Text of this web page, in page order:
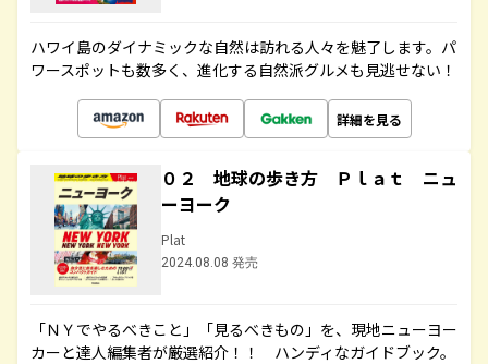
ハワイ島のダイナミックな自然は訪れる人々を魅了します。パ
ワースポットも数多く、進化する自然派グルメも見逃せない！
詳細を見る
０２ 地球の歩き方 Ｐｌａｔ ニュ
ーヨーク
Plat
2024.08.08 発売
「ＮＹでやるべきこと」「見るべきもの」を、現地ニューヨー
カーと達人編集者が厳選紹介！！ ハンディなガイドブック。